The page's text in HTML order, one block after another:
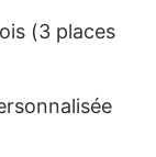
(3 places